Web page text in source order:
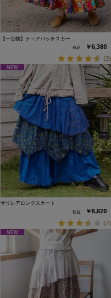
【一点物】ティアパッチスカー…
￥6,380
(3)
サリレアロングスカート
￥6,820
(2)